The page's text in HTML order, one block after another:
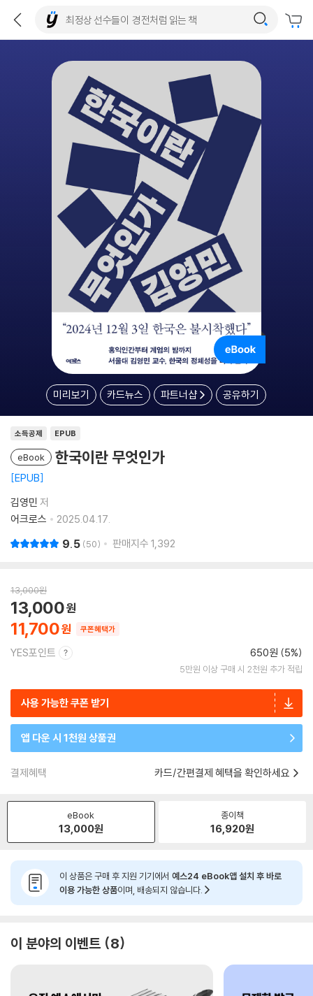
미리보기 카드뉴스 파트너샵 공유하기
소득공제 EPUB
eBook 한국이란 무엇인가
EPUB
김영민 저
어크로스
2025.04.17.
9.5 50 판매지수 1,392
13,000원
11,700
13,000
쿠폰혜택가
YES포인트 650원 (5%)
5만원 이상 구매 시 2천원 추가 적립
사용 가능한 쿠폰 받기
앱 다운 시 1천원 상품권
결제혜택 카드/간편결제 혜택을 확인하세요
eBook
13,000원
종이책
16,920원
이 상품은 구매 후 지원 기기에서 예스24 eBook앱 설치 후 바로
이용 가능한 상품이며, 배송되지 않습니다.
이 분야의 이벤트 8